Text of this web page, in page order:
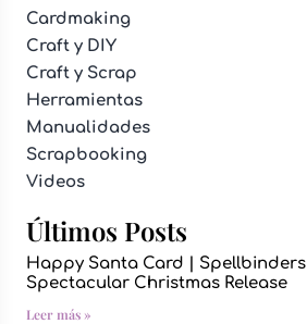
Cardmaking
Craft y DIY
Craft y Scrap
Herramientas
Manualidades
Scrapbooking
Videos
Últimos Posts
Happy Santa Card | Spellbinders
Spectacular Christmas Release
Leer más »